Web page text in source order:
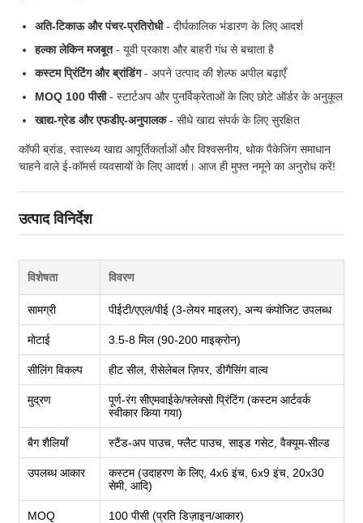
अति-टिकाऊ और पंचर-प्रतिरोधी- दीर्घकालिक भंडारण के लिए आदर्श
हल्का लेकिन मजबूत- यूवी प्रकाश और बाहरी गंध से बचाता है
कस्टम प्रिंटिंग और ब्रांडिंग- अपने उत्पाद की शेल्फ अपील बढ़ाएँ
MOQ 100 पीसी- स्टार्टअप और पुनर्विक्रेताओं के लिए छोटे ऑर्डर के अनुकूल
खाद्य-ग्रेड और एफडीए-अनुपालक- सीधे खाद्य संपर्क के लिए सुरक्षित
कॉफी ब्रांड, स्वास्थ्य खाद्य आपूर्तिकर्ताओं और विश्वसनीय, थोक पैकेजिंग समाधान
चाहने वाले ई-कॉमर्स व्यवसायों के लिए आदर्श। आज ही मुफ्त नमूने का अनुरोध करें!
उत्पाद विनिर्देश
विशेषता विवरण
सामग्री पीईटी/एएल/पीई (3-लेयर माइलर), अन्य कंपोजिट उपलब्ध
मोटाई 3.5-8 मिल (90-200 माइक्रोन)
सीलिंग विकल्प हीट सील, रीसेलेबल ज़िपर, डीगैसिंग वाल्व
मुद्रण
पूर्ण-रंग सीएमवाईके/फ्लेक्सो प्रिंटिंग (कस्टम आर्टवर्क
स्वीकार किया गया)
बैग शैलियाँ स्टैंड-अप पाउच, फ्लैट पाउच, साइड गसेट, वैक्यूम-सील्ड
उपलब्ध आकार
कस्टम (उदाहरण के लिए, 4x6 इंच, 6x9 इंच, 20x30
सेमी, आदि)
MOQ 100 पीसी (प्रति डिज़ाइन/आकार)